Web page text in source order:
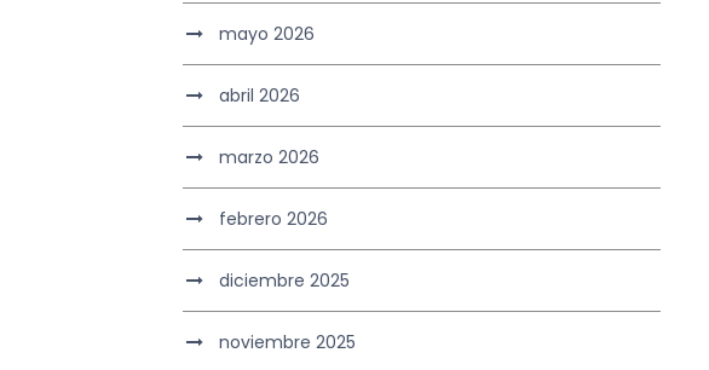
mayo 2026
abril 2026
marzo 2026
febrero 2026
diciembre 2025
noviembre 2025